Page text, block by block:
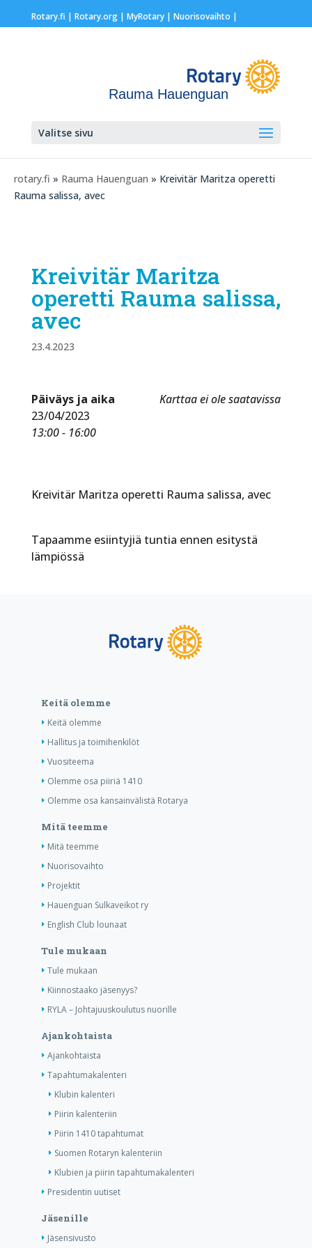
Rotary.fi | Rotary.org| MyRotary | Nuorisovaihto |
Rauma Hauenguan
Valitse sivu
rotary.fi » Rauma Hauenguan » Kreivitär Maritza operetti
Rauma salissa, avec
Kreivitär Maritza
operetti Rauma salissa,
avec
23.4.2023
Karttaa ei ole saatavissa
Päiväys ja aika
23/04/2023
13:00 - 16:00
Kreivitär Maritza operetti Rauma salissa, avec
Tapaamme esiintyjiä tuntia ennen esitystä
lämpiössä
Keitä olemme
Keitä olemme
Hallitus ja toimihenkilöt
Vuositeema
Olemme osa piiriä 1410
Olemme osa kansainvälistä Rotarya
Mitä teemme
Mitä teemme
Nuorisovaihto
Projektit
Hauenguan Sulkaveikot ry
English Club lounaat
Tule mukaan
Tule mukaan
Kiinnostaako jäsenyys?
RYLA – Johtajuuskoulutus nuorille
Ajankohtaista
Ajankohtaista
Tapahtumakalenteri
Klubin kalenteri
Piirin kalenteriin
Piirin 1410 tapahtumat
Suomen Rotaryn kalenteriin
Klubien ja piirin tapahtumakalenteri
Presidentin uutiset
Jäsenille
Jäsensivusto